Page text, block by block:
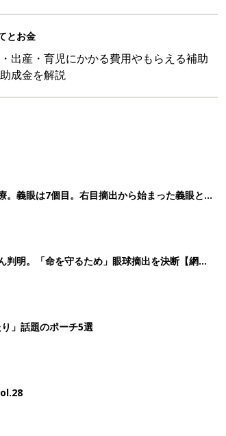
とお金
出産・育児にかかる費用やもらえる補助
成金を解説
義眼は7個目。右目摘出から始まった義眼と
判明。「命を守るため」眼球摘出を決断【網膜
」話題のポーチ5選